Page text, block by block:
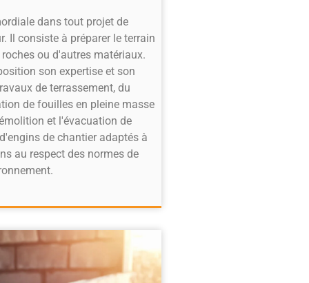
dans tout projet de
Il consiste à préparer le terrain
ou d'autres matériaux.
son expertise et son
de terrassement, du
de fouilles en pleine masse
et l'évacuation de
de chantier adaptés à
au respect des normes de